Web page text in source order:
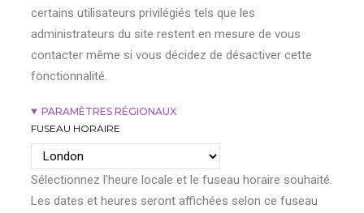
certains utilisateurs privilégiés tels que les
administrateurs du site restent en mesure de vous
contacter même si vous décidez de désactiver cette
fonctionnalité.
PARAMÈTRES RÉGIONAUX
FUSEAU HORAIRE
Sélectionnez l'heure locale et le fuseau horaire souhaité.
Les dates et heures seront affichées selon ce fuseau